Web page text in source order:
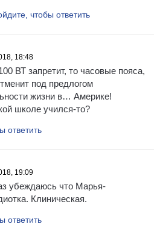
чтобы ответить
18:48
ВТ запретит, то часовые пояса,
под предлогом
жизни в… Америке!
школе учился-то?
ответить
19:09
убеждаюсь что Марья-
Клиническая.
ответить